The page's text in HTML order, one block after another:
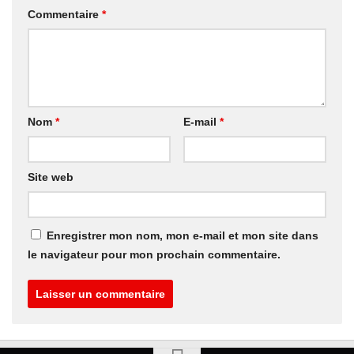
Commentaire *
Nom * E-mail *
Site web
Enregistrer mon nom, mon e-mail et mon site dans
le navigateur pour mon prochain commentaire.